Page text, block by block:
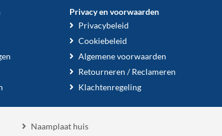
Privacy en voorwaarden
Privacybeleid
Cookiebeleid
Algemene voorwaarden
Retourneren / Reclameren
Klachtenregeling
Naamplaat huis